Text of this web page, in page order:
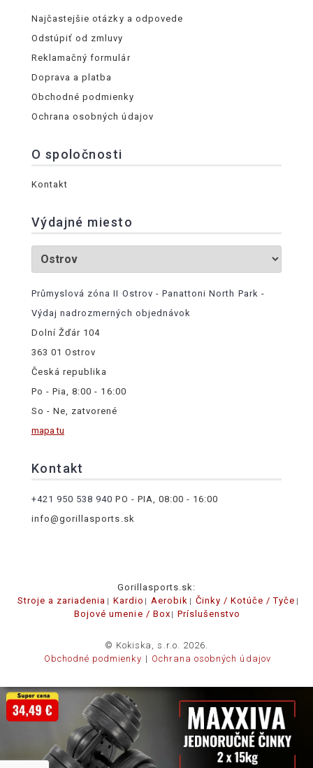
Najčastejšie otázky a odpovede
Odstúpiť od zmluvy
Reklamačný formulár
Doprava a platba
Obchodné podmienky
Ochrana osobných údajov
O spoločnosti
Kontakt
Výdajné miesto
Průmyslová zóna II Ostrov - Panattoni North Park -
Výdaj nadrozmerných objednávok
Dolní Žďár 104
363 01 Ostrov
Česká republika
Po - Pia, 8:00 - 16:00
So - Ne, zatvorené
mapa tu
Kontakt
+421 950 538 940 PO - PIA, 08:00 - 16:00
info@gorillasports.sk
Gorillasports.sk:
Stroje a zariadenia
Kardio Aerobik
Činky / Kotúče / Tyče
Bojové umenie / Box
Príslušenstvo
© Kokiska, s.r.o. 2026.
Obchodné podmienky
Ochrana osobných údajov